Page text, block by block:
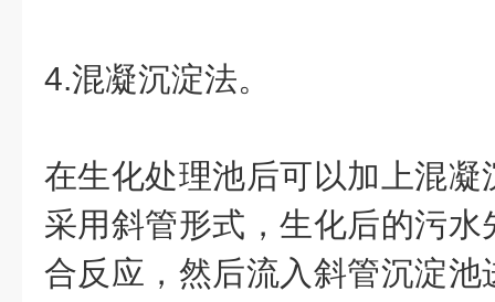
4.混凝沉淀法。
在生化处理池后可以加上混
采用斜管形式，生化后的污
合反应，然后流入斜管沉淀